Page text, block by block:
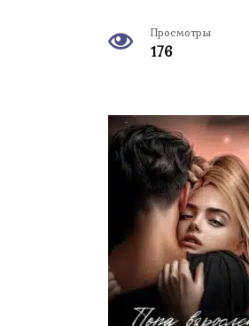
Просмотры
176